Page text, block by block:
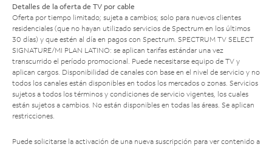
Detalles de la oferta de TV por cable
Oferta por tiempo limitado; sujeta a cambios; solo para nuevos clientes
residenciales (que no hayan utilizado servicios de Spectrum en los últimos
30 días) y que estén al día en pagos con Spectrum. SPECTRUM TV SELECT
SIGNATURE/MI PLAN LATINO: se aplican tarifas estándar una vez
transcurrido el período promocional. Puede necesitarse equipo de TV y
aplican cargos. Disponibilidad de canales con base en el nivel de servicio y no
todos los canales están disponibles en todos los mercados o zonas. Servicios
sujetos a todos los términos y condiciones de servicio vigentes, los cuales
están sujetos a cambios. No están disponibles en todas las áreas. Se aplican
restricciones.
Puede solicitarse la activación de una nueva suscripción para ver contenido a